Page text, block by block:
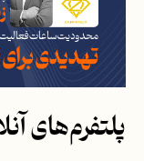
پلتفرم‌های